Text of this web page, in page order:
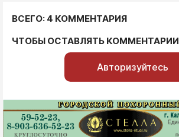
ВСЕГО: 4 КОММЕНТАРИЯ
ЧТОБЫ ОСТАВЛЯТЬ КОММЕНТАРИИ
Авторизуйтесь